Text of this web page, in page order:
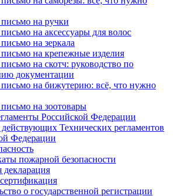
на ручки
на аксессуары для волос
на зеркала
на крепежные изделия
на скотч: руководство по
документации
письмо на бижутерию: всё, что нужно
на зоотовары
Российской Федерации
Технических регламентов
Федерации
пожарной безопасности
о государственной регистрации